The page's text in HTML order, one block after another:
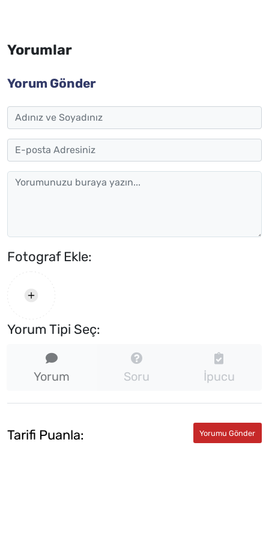
Yorumlar
Yorum Gönder
Fotograf Ekle:
Yorum Tipi Seç:
Yorum Soru İpucu
Tarifi Puanla: